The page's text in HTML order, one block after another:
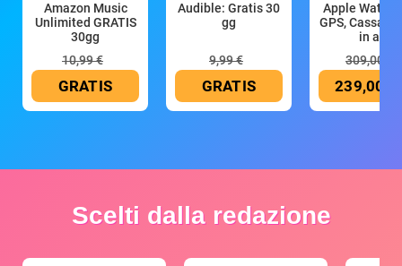
Amazon Music
Unlimited GRATIS
30gg
10,99 €
GRATIS
Audible: Gratis 30
gg
9,99 €
GRATIS
Apple Watch
GPS, Cassa
in all
309,00 €
239,00 €
Scelti dalla redazione